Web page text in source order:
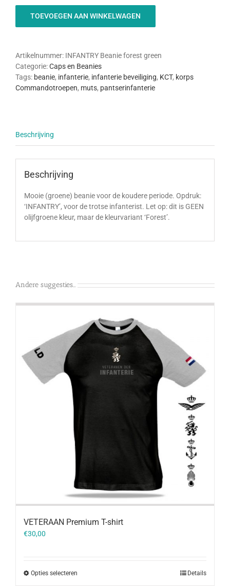
(Forest
TOEVOEGEN AAN WINKELWAGEN
Artikelnummer: INFANTRY Beanie forest green
Categorie:Caps en Beanies
Tags: beanie, infanterie, infanterie beveiliging, KCT, korps
Commandotroepen, muts, pantserinfanterie
Beschrijving
Beschrijving
Mooie (groene) beanie voor de koudere periode. Opdruk:
‘INFANTRY’, voor de trotse infanterist. Let op: dit is GEEN
olijfgroene kleur, maar de kleurvariant ‘Forest’.
Andere suggesties…
VETERAAN Premium T-shirt
€30,00
Opties selecteren Details